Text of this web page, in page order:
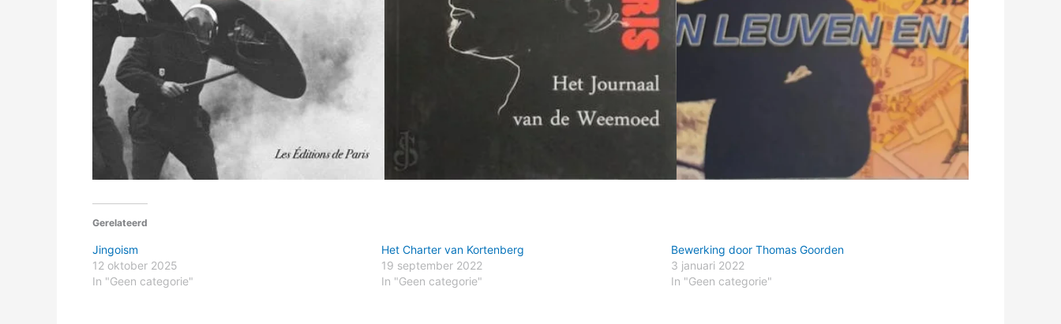
Gerelateerd
Jingoism
12 oktober 2025
In "Geen categorie"
Het Charter van Kortenberg
19 september 2022
In "Geen categorie"
Bewerking door Thomas Goorden
3 januari 2022
In "Geen categorie"